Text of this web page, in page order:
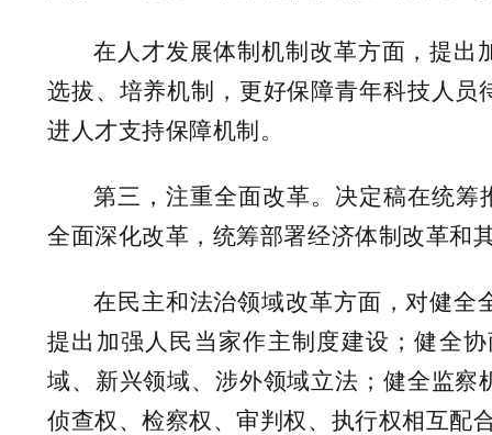
在人才发展体制机制改革方面，提出
选拔、培养机制，更好保障青年科技人
进人才支持保障机制。
第三，注重全面改革。决定稿在统筹
全面深化改革，统筹部署经济体制改革和
在民主和法治领域改革方面，对健全
提出加强人民当家作主制度建设；健全
域、新兴领域、涉外领域立法；健全监
侦查权、检察权、审判权、执行权相互配